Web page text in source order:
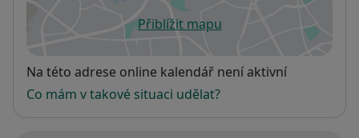
Přiblížit mapuse otevře v nové záložce
Dostupnost
Na této adrese online kalendář není aktivní
Co mám v takové situaci udělat?